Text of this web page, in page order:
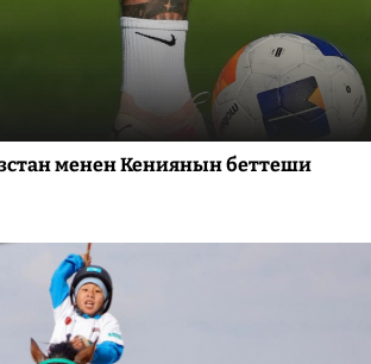
менен Кениянын беттеши